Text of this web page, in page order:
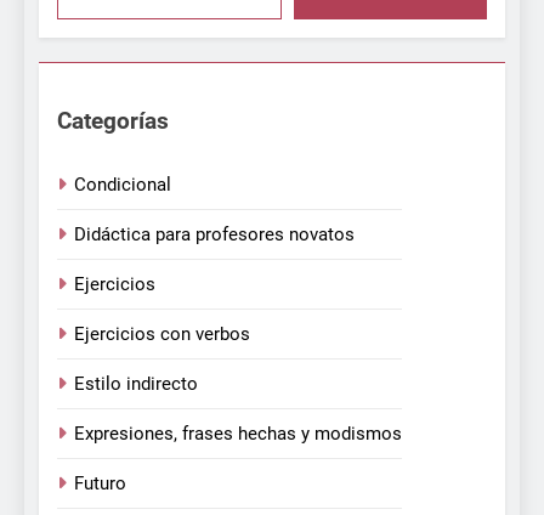
Categorías
Condicional
Didáctica para profesores novatos
Ejercicios
Ejercicios con verbos
Estilo indirecto
Expresiones, frases hechas y modismos
Futuro